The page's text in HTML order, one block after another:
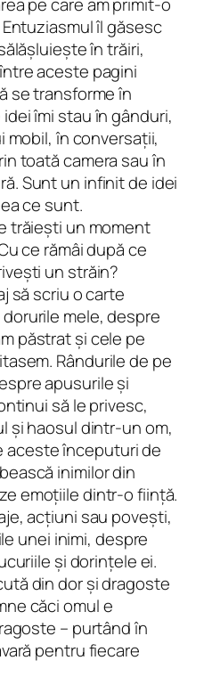
îl găsesc
în trăiri,
aceste pagini
se transforme în
îmi stau în gânduri,
în conversații,
toată camera sau în
Sunt un infinit de idei
ce sunt.
trăiești un moment
ce rămâi după ce
un străin?
să scriu o carte
mele, despre
păstrat și cele pe
Rândurile de pe
apusurile și
să le privesc,
și haosul dintr-un om,
aceste începuturi de
inimilor din
emoțiile dintr-o ființă.
acțiuni sau povești,
unei inimi, despre
și dorințele ei.
din dor și dragoste
căci omul e
– purtând în
pentru fiecare